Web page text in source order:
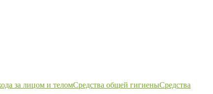
за лицом и теломСредства общей гигиеныСредства